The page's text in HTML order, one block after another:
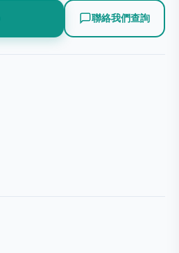
聯絡我們查詢